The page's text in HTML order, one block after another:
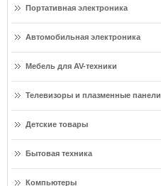
Портативная электроника
Автомобильная электроника
Мебель для AV-техники
Телевизоры и плазменные панели
Детские товары
Бытовая техника
Компьютеры